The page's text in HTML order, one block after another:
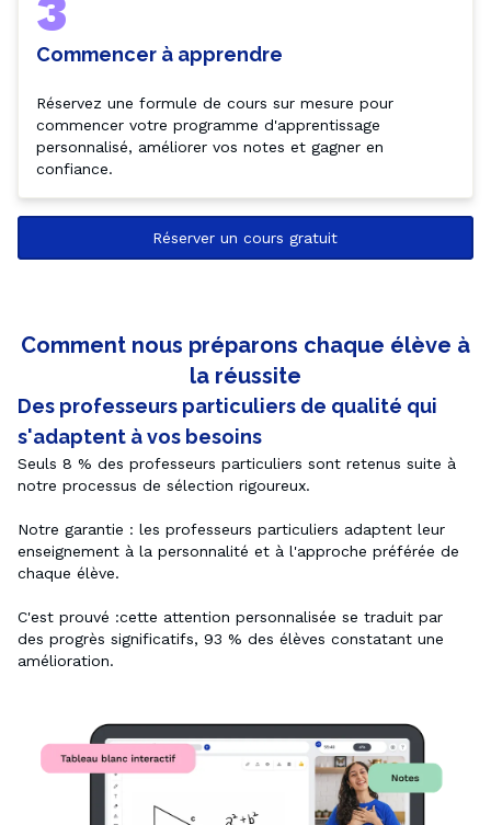
3
Commencer à apprendre
Réservez une formule de cours sur mesure pour
commencer votre programme d'apprentissage
personnalisé, améliorer vos notes et gagner en
confiance.
Réserver un cours gratuit
Comment nous préparons chaque élève à
la réussite
Des professeurs particuliers de qualité qui
s'adaptent à vos besoins
Seuls 8 % des professeurs particuliers sont retenus suite à
notre processus de sélection rigoureux.
Notre garantie : les professeurs particuliers adaptent leur
enseignement à la personnalité et à l'approche préférée de
chaque élève.
C'est prouvé :cette attention personnalisée se traduit par
des progrès significatifs, 93 % des élèves constatant une
amélioration.